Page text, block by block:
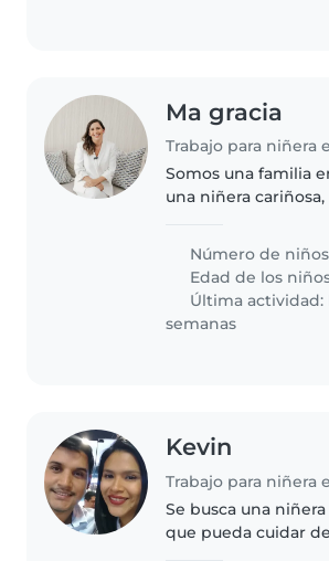
Ma gracia
Somos una familia
una niñera
bebé de 1 año, que
curiosa y llena de
Buscamos a alguien
Número de
Edad de los
Última actividad:
semanas
Kevin
Se busca una
que pueda cuidar